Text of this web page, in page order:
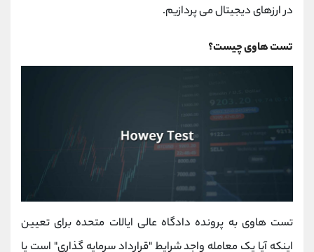
در ارزهای دیجیتال می پردازیم.
تست هاوی چیست؟
تست هاوی به پرونده دادگاه عالی ایالات متحده برای تعیین
اینکه آیا یک معامله واجد شرایط "قرارداد سرمایه گذاری" است یا